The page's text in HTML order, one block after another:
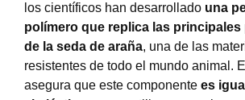
los científicos han desarrollado una
polímero que replica las
de la seda de araña, una de las
resistentes de todo el mundo animal.
asegura que este componente es